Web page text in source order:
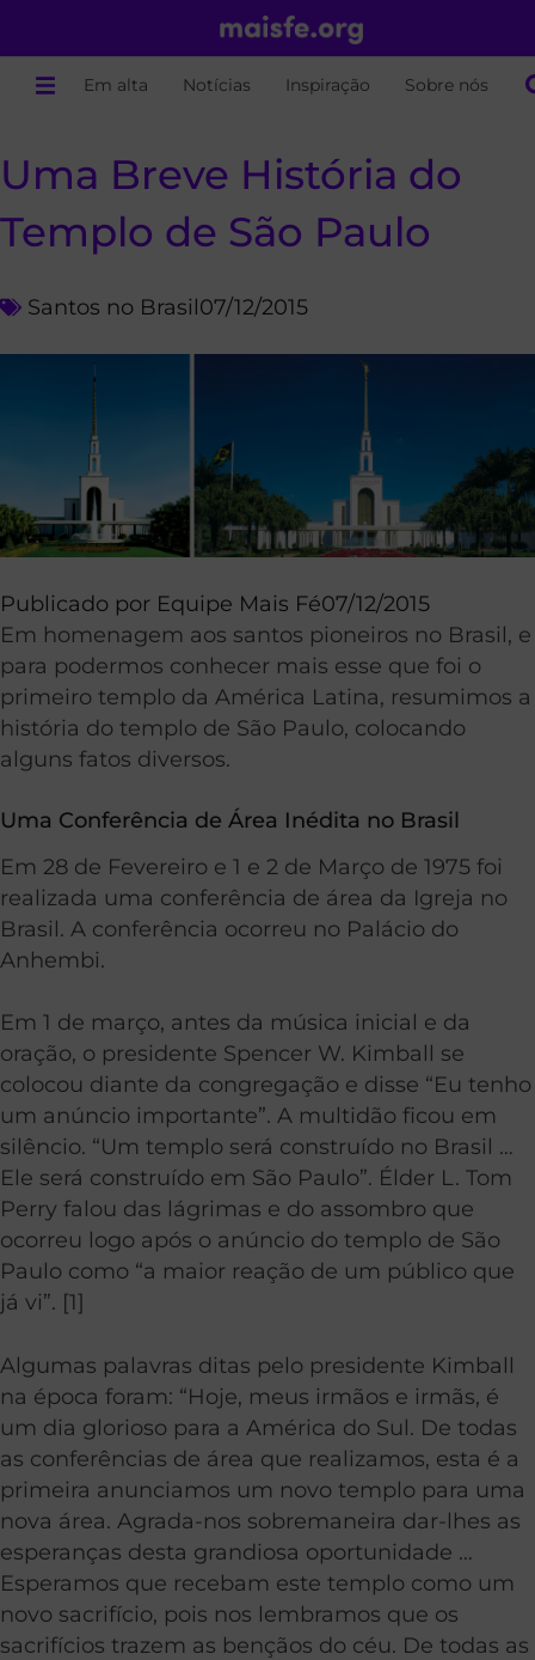
Em alta Notícias Inspiração Sobre nós
Uma Breve História do
Templo de São Paulo
Santos no Brasil07/12/2015
Publicado por Equipe Mais Fé07/12/2015
Em homenagem aos santos pioneiros no Brasil, e
para podermos conhecer mais esse que foi o
primeiro templo da América Latina, resumimos a
história do templo de São Paulo, colocando
alguns fatos diversos.
Uma Conferência de Área Inédita no Brasil
Em 28 de Fevereiro e 1 e 2 de Março de 1975 foi
realizada uma conferência de área da Igreja no
Brasil. A conferência ocorreu no Palácio do
Anhembi.
Em 1 de março, antes da música inicial e da
oração, o presidente Spencer W. Kimball se
colocou diante da congregação e disse “Eu tenho
um anúncio importante”. A multidão ficou em
silêncio. “Um templo será construído no Brasil …
Ele será construído em São Paulo”. Élder L. Tom
Perry falou das lágrimas e do assombro que
ocorreu logo após o anúncio do templo de São
Paulo como “a maior reação de um público que
já vi”. [1]
Algumas palavras ditas pelo presidente Kimball
na época foram: “Hoje, meus irmãos e irmãs, é
um dia glorioso para a América do Sul. De todas
as conferências de área que realizamos, esta é a
primeira anunciamos um novo templo para uma
nova área. Agrada-nos sobremaneira dar-lhes as
esperanças desta grandiosa oportunidade …
Esperamos que recebam este templo como um
novo sacrifício, pois nos lembramos que os
sacrifícios trazem as bençãos do céu. De todas as